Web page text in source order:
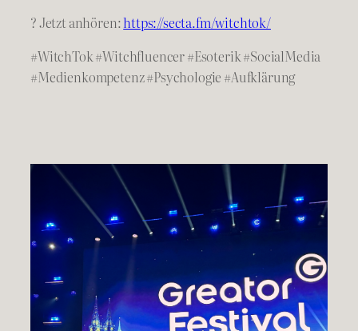
? Jetzt anhören:https://secta.fm/witchtok/
#WitchTok #Witchfluencer #Esoterik #SocialMedia
#Medienkompetenz #Psychologie #Aufklärung